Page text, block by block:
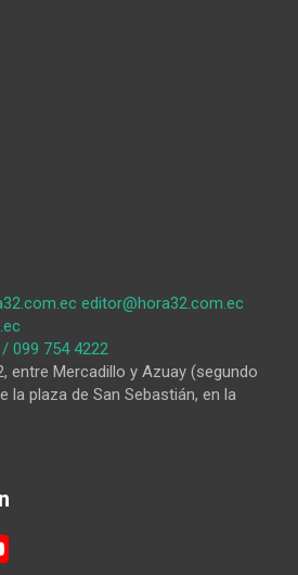
editor@hora32.com.ec
099 754 4222
entre Mercadillo y Azuay (segundo
la plaza de San Sebastián, en la